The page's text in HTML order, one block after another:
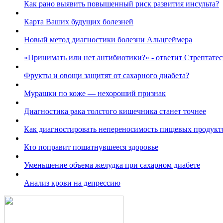
Как рано выявить повышенный риск развития инсульта?
Карта Ваших будущих болезней
Новый метод диагностики болезни Альцгеймера
«Принимать или нет антибиотики?» - ответит
Фрукты и овощи защитят от сахарного диабета?
Мурашки по коже — нехороший признак
Диагностика рака толстого кишечника станет точнее
Как диагностировать непереносимость пищевых
Кто поправит пошатнувшееся здоровье
Уменьшение объема желудка при сахарном диабете
Анализ крови на депрессию